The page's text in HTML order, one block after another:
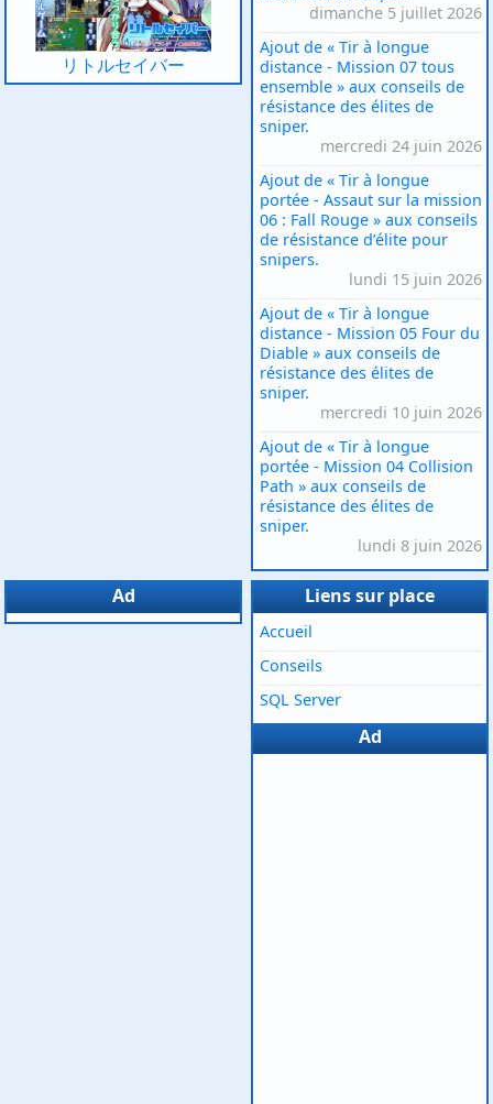
リトルセイバー
dimanche 5 juillet 2026
Ajout de « Tir à longue
distance - Mission 07 tous
ensemble » aux conseils de
résistance des élites de
sniper.
mercredi 24 juin 2026
Ajout de « Tir à longue
portée - Assaut sur la mission
06 : Fall Rouge » aux conseils
de résistance d’élite pour
snipers.
lundi 15 juin 2026
Ajout de « Tir à longue
distance - Mission 05 Four du
Diable » aux conseils de
résistance des élites de
sniper.
mercredi 10 juin 2026
Ajout de « Tir à longue
portée - Mission 04 Collision
Path » aux conseils de
résistance des élites de
sniper.
lundi 8 juin 2026
Ad Liens sur place
Accueil
Conseils
SQL Server
Ad